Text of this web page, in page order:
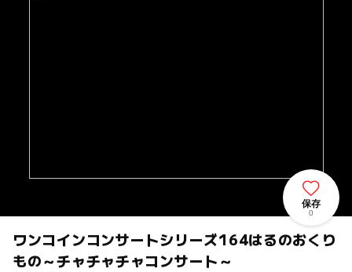
ワンコインコンサートシリーズ164はるのおくり
もの～チャチャチャコンサート～
保存
0